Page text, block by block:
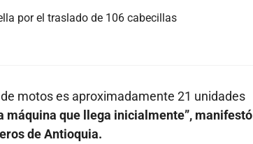
por el traslado de 106 cabecillas
motos es aproximadamente 21 unidades
máquina que llega inicialmente”, manifestó
de Antioquia.